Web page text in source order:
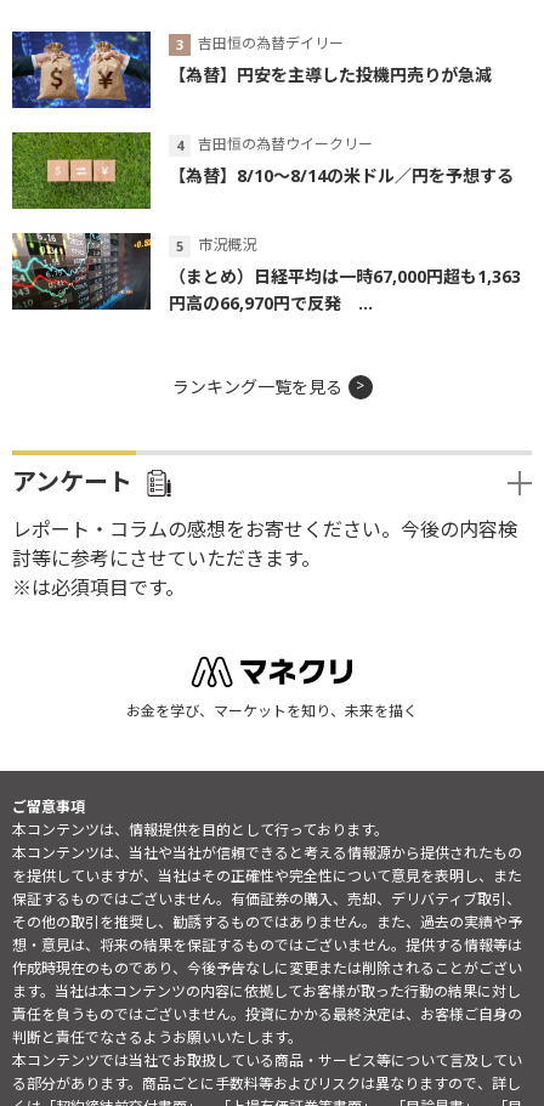
吉田恒の為替デイリー
【為替】円安を主導した投機円売りが急減
吉田恒の為替ウイークリー
【為替】8/10～8/14の米ドル／円を予想する
市況概況
（まとめ）日経平均は一時67,000円超も1,363
円高の66,970円で反発 ...
ランキング一覧を見る
アンケート
レポート・コラムの感想をお寄せください。今後の内容検
討等に参考にさせていただきます。
※は必須項目です。
お金を学び、マーケットを知り、未来を描く
ご留意事項
本コンテンツは、情報提供を目的として行っております。
本コンテンツは、当社や当社が信頼できると考える情報源から提供されたもの
を提供していますが、当社はその正確性や完全性について意見を表明し、また
保証するものではございません。有価証券の購入、売却、デリバティブ取引、
その他の取引を推奨し、勧誘するものではありません。また、過去の実績や予
想・意見は、将来の結果を保証するものではございません。提供する情報等は
作成時現在のものであり、今後予告なしに変更または削除されることがござい
ます。当社は本コンテンツの内容に依拠してお客様が取った行動の結果に対し
責任を負うものではございません。投資にかかる最終決定は、お客様ご自身の
判断と責任でなさるようお願いいたします。
本コンテンツでは当社でお取扱している商品・サービス等について言及してい
る部分があります。商品ごとに手数料等およびリスクは異なりますので、詳し